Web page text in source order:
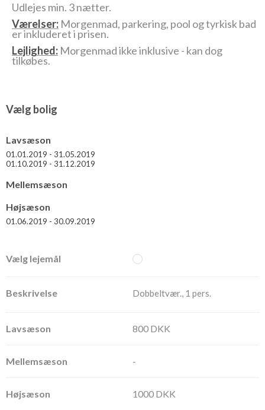
Udlejes min. 3 nætter.
Værelser: Morgenmad, parkering, pool og tyrkisk bad
er inkluderet i prisen.
Lejlighed: Morgenmad ikke inklusive - kan dog
tilkøbes.
Vælg bolig
Lavsæson
01.01.2019 - 31.05.2019
01.10.2019 - 31.12.2019
Mellemsæson
Højsæson
01.06.2019 - 30.09.2019
Dobbeltvær., 1 pers.
800 DKK
-
1000 DKK